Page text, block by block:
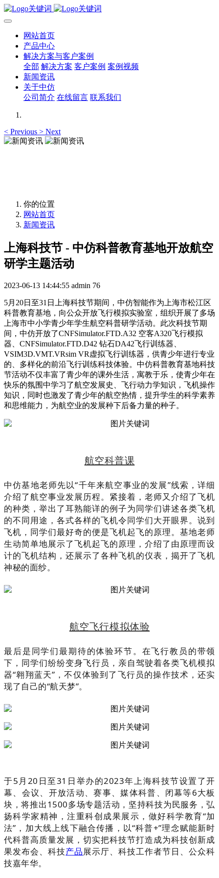
网站首页
产品中心
解决方案与客户案例
全部 解决方案 客户案例 案例视频
新闻资讯
关于中仿
公司简介 在线留言 联系我们
< Previous > Next
你的位置
网站首页
新闻资讯
上海科技节 - 中仿科普教育基地开放航空
研学主题活动
2023-06-13 14:44:55 admin 76
5月20日至31日上海科技节期间，中仿智能作为上海市松江区
科普教育基地，向公众开放飞行模拟实验室，组织开展了多场
上海市中小学青少年学生航空科普研学活动。此次科技节期
间，中仿开放了CNFSimulator.FTD.A32 空客A320飞行模拟
器、CNFSimulator.FTD.D42 钻石DA42飞行训练器、
VSIM3D.VMT.VRsim VR虚拟飞行训练器，供青少年进行专业
的、多样化的前沿飞行训练科技体验。中仿科普教育基地科技
节活动不仅丰富了青少年的课外生活，寓教于乐，使青少年在
快乐的氛围中学习了航空发展史、飞行动力学知识，飞机操作
知识，同时也激发了青少年的航空热情，提升学生的科学素养
和思维能力，为航空业的发展种下后备力量的种子。
航空科普课
中仿基地老师先以“千年来航空事业的发展”线索，详细
介绍了航空事业发展历程。紧接着，老师又介绍了飞机
的种类，举出了耳熟能详的例子为同学们讲述各类飞机
的不同用途，各式各样的飞机令同学们大开眼界。说到
飞机，同学们最好奇的便是飞机起飞的原理。基地老师
生动简单地展示了飞机起飞的原理，介绍了由原理而设
计的飞机结构，还展示了各种飞机的仪表，揭开了飞机
神秘的面纱。
航空飞行模拟体验
最后是同学们最期待的体验环节。在飞行教员的带领
下，同学们纷纷变身飞行员，亲自驾驶着各类飞机模拟
器“翱翔蓝天”，不仅体验到了飞行员的操作技术，还实
现了自己的“航天梦”。
于5月20日至31日举办的2023年上海科技节设置了开
幕、会议、开放活动、赛事、媒体科普、闭幕等6大板
块，将推出1500多场专题活动，坚持科技为民服务，弘
扬科学家精神，注重科创成果展示，做好科学教育“加
法”，加大线上线下融合传播，以“科普+”理念赋能新时
代科普高质量发展，切实把科技节打造成为科技创新成
果发布会、科技产品展示厅、科技工作者节日、公众科
技嘉年华。